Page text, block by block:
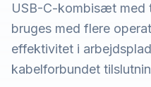
USB-C-kombisæt med
bruges med flere
effektivitet i
kabelforbundet